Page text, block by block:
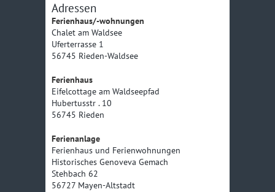
Adressen
Ferienhaus/-wohnungen
Chalet am Waldsee
Uferterrasse 1
56745 Rieden-Waldsee
Ferienhaus
Eifelcottage am Waldseepfad
Hubertusstr . 10
56745 Rieden
Ferienanlage
Ferienhaus und Ferienwohnungen
Historisches Genoveva Gemach
Stehbach 62
56727 Mayen-Altstadt